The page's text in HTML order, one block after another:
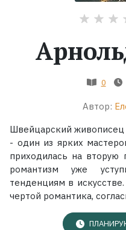
Жанры
Экранизации
Коллекции
0
Автор:
Швейцарский
- один из ярких
приходилась на вторую
романтизм уже
тенденциям в
чертой романтика,